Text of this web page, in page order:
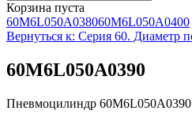
Корзина пуста
60M6L050A038060M6L050A0400
Вернуться к: Серия 60. Диаметр
60M6L050A0390
Пневмоцилиндр 60M6L050A0390